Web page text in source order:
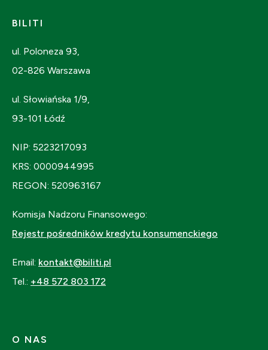
BILITI
ul. Poloneza 93,
02-826 Warszawa
ul. Słowiańska 1/9,
93-101 Łódź
NIP: 5223217093
KRS: 0000944995
REGON: 520963167
Komisja Nadzoru Finansowego:
Rejestr pośredników kredytu konsumenckiego
Email: kontakt@biliti.pl
Tel.: +48 572 803 172
O NAS